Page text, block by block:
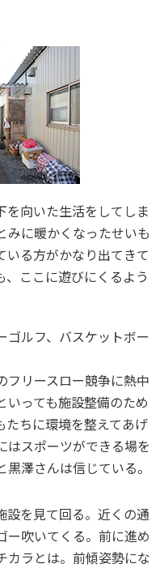
を向いた生活をしてしま
みに暖かくなったせいも
いる方がかなり出てきて
ここに遊びにくるよう
ゴルフ、バスケットボー
フリースロー競争に熱中
いっても施設整備のため
たちに環境を整えてあげ
はスポーツができる場を
澤さんは信じている。
設を見て回る。近くの通
ー吹いてくる。前に進め
カラとは。前傾姿勢にな